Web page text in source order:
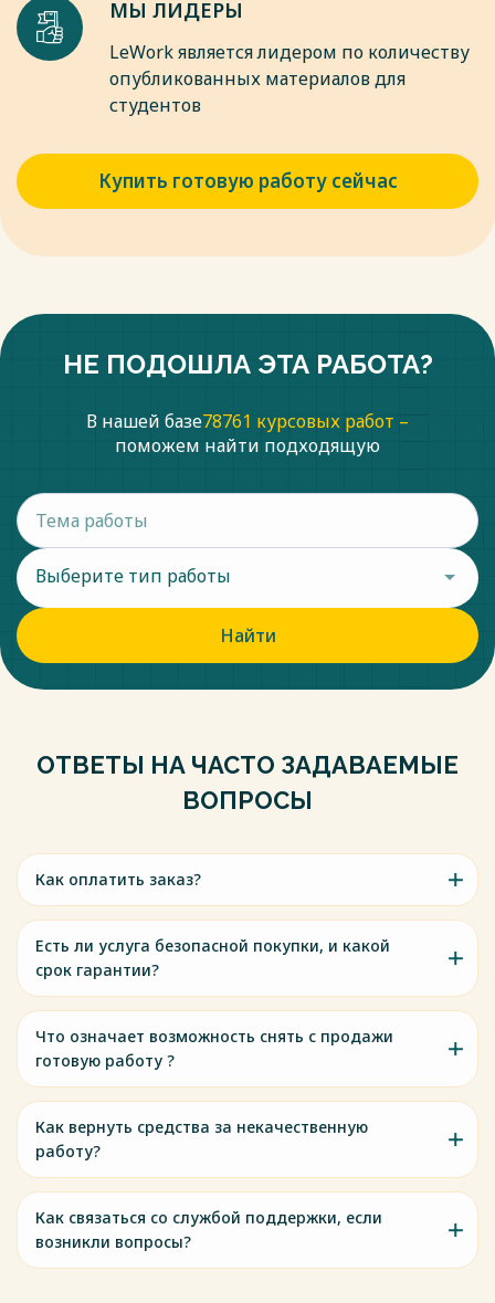
МЫ ЛИДЕРЫ
LeWork является лидером по количеству
опубликованных материалов для
студентов
Купить готовую работу сейчас
НЕ ПОДОШЛА ЭТА РАБОТА?
В нашей базе78761 курсовых работ –
поможем найти подходящую
Выберите тип работы
Найти
ОТВЕТЫ НА ЧАСТО ЗАДАВАЕМЫЕ
ВОПРОСЫ
Как оплатить заказ?
Есть ли услуга безопасной покупки, и какой
срок гарантии?
Что означает возможность снять с продажи
готовую работу ?
Как вернуть средства за некачественную
работу?
Как связаться со службой поддержки, если
возникли вопросы?